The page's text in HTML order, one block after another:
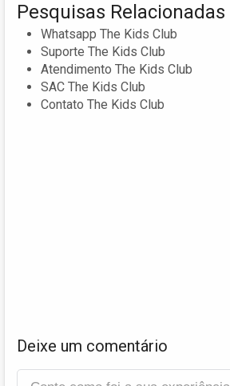
Pesquisas Relacionadas
Whatsapp The Kids Club
Suporte The Kids Club
Atendimento The Kids Club
SAC The Kids Club
Contato The Kids Club
Deixe um comentário